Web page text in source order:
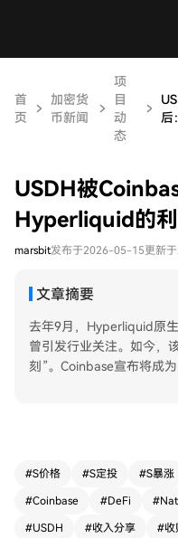
首
页
加密货
币新闻
项
目
动
态
后
USDH被
Hyperliquid的
marsbit发布于2026-05-15更新
文章摘要
去年9月，Hyperliquid原
曾引发行业关注。如今，
刻”。Coinbase宣布将成
e与Hyperliquid生态深度
预计可带来巨额回购资金
获得监管层面支持；
#S价格 #S定投 #S暴涨
#Coinbase #DeFi #
#USDH #收入分享 #收